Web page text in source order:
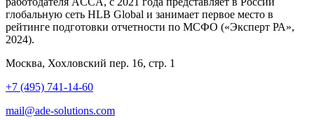
глобальную сеть HLB Global и занимает первое место в
рейтинге подготовки отчетности по МСФО («Эксперт РА»,
2024).
Москва, Хохловский пер. 16, стр. 1
+7 (495) 741-14-60
mail@ade-solutions.com